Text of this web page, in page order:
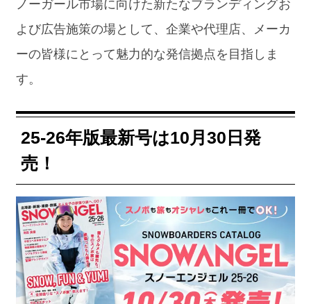
ノーガール市場に向けた新たなブランディングお
よび広告施策の場として、企業や代理店、メーカ
ーの皆様にとって魅力的な発信拠点を目指しま
す。
25-26年版最新号は10月30日発
売！